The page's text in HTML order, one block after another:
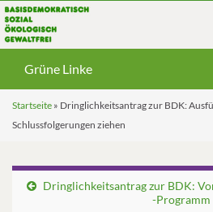
Grüne Linke
Startseite » Dringlichkeitsantrag zur BDK:
Schlussfolgerungen ziehen
Dringlichkeitsantrag zur BDK:
-Programm